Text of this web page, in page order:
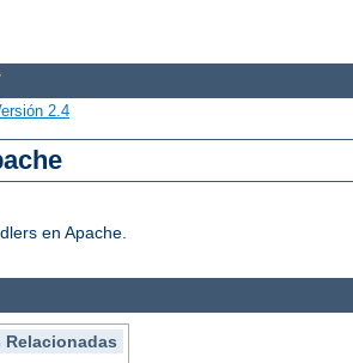
2.4
en Apache.
Relacionadas